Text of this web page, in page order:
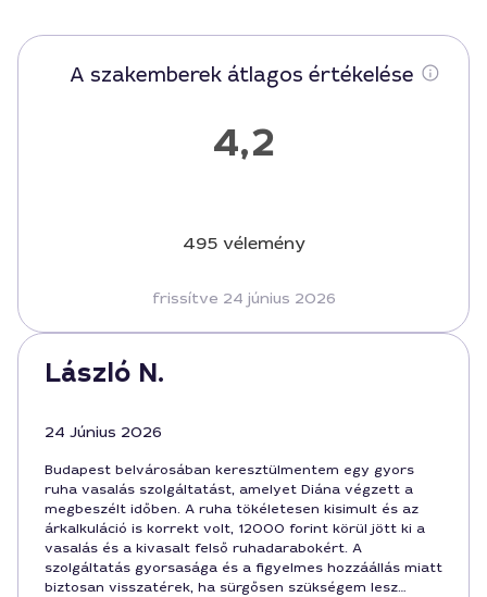
A szakemberek átlagos értékelése
4,2
495 vélemény
frissítve 24 június 2026
László N.
24 Június 2026
Budapest belvárosában keresztülmentem egy gyors
ruha vasalás szolgáltatást, amelyet Diána végzett a
megbeszélt időben. A ruha tökéletesen kisimult és az
árkalkuláció is korrekt volt, 12000 forint körül jött ki a
vasalás és a kivasalt felső ruhadarabokért. A
szolgáltatás gyorsasága és a figyelmes hozzáállás miatt
biztosan visszatérek, ha sürgősen szükségem lesz